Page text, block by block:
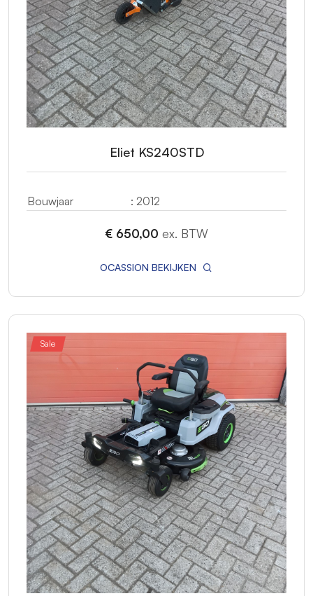
Eliet KS240STD
Bouwjaar : 2012
€ 650,00 ex. BTW
OCASSION BEKIJKEN
Sale